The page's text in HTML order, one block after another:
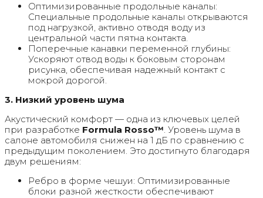
Оптимизированные продольные каналы:
Специальные продольные каналы открываются
под нагрузкой, активно отводя воду из
центральной части пятна контакта.
Поперечные канавки переменной глубины:
Ускоряют отвод воды к боковым сторонам
рисунка, обеспечивая надежный контакт с
мокрой дорогой.
3. Низкий уровень шума
Акустический комфорт — одна из ключевых целей
при разработке Formula Rosso™. Уровень шума в
салоне автомобиля снижен на 1 дБ по сравнению с
предыдущим поколением. Это достигнуто благодаря
двум решениям:
Ребро в форме чешуи: Оптимизированные
блоки разной жесткости обеспечивают